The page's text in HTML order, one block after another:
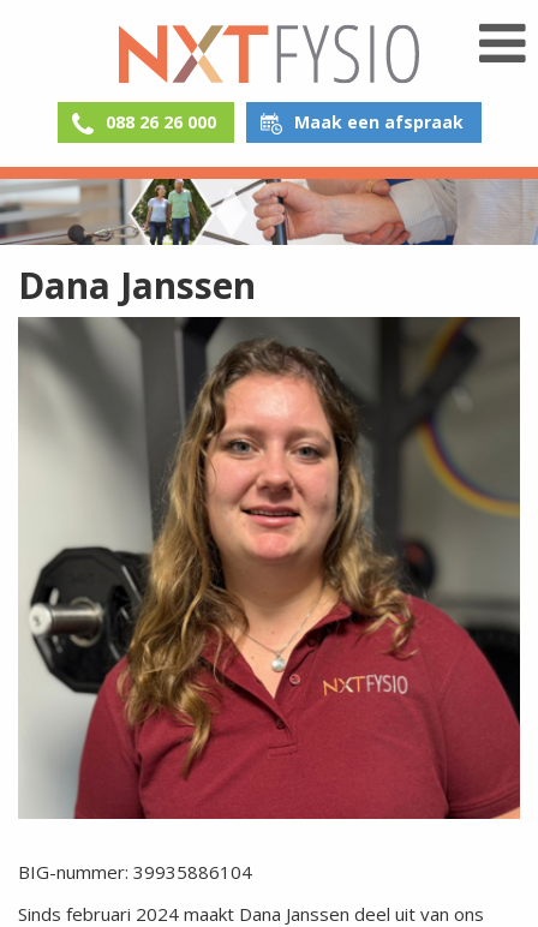
088 26 26 000 Maak een afspraak
Dana Janssen
BIG-nummer: 39935886104
Sinds februari 2024 maakt Dana Janssen deel uit van ons